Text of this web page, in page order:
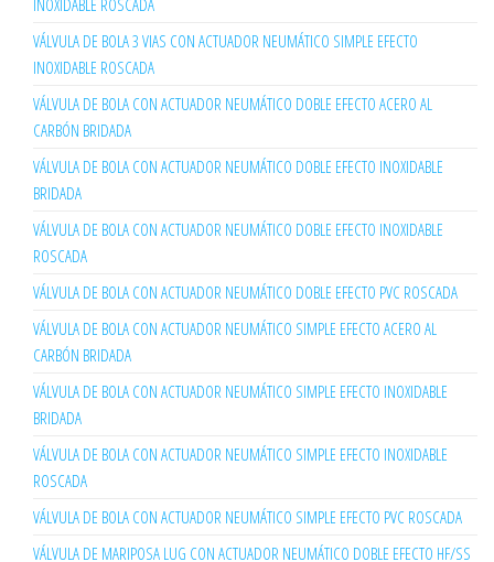
INOXIDABLE ROSCADA
VÁLVULA DE BOLA 3 VIAS CON ACTUADOR NEUMÁTICO SIMPLE EFECTO
INOXIDABLE ROSCADA
VÁLVULA DE BOLA CON ACTUADOR NEUMÁTICO DOBLE EFECTO ACERO AL
CARBÓN BRIDADA
VÁLVULA DE BOLA CON ACTUADOR NEUMÁTICO DOBLE EFECTO INOXIDABLE
BRIDADA
VÁLVULA DE BOLA CON ACTUADOR NEUMÁTICO DOBLE EFECTO INOXIDABLE
ROSCADA
VÁLVULA DE BOLA CON ACTUADOR NEUMÁTICO DOBLE EFECTO PVC ROSCADA
VÁLVULA DE BOLA CON ACTUADOR NEUMÁTICO SIMPLE EFECTO ACERO AL
CARBÓN BRIDADA
VÁLVULA DE BOLA CON ACTUADOR NEUMÁTICO SIMPLE EFECTO INOXIDABLE
BRIDADA
VÁLVULA DE BOLA CON ACTUADOR NEUMÁTICO SIMPLE EFECTO INOXIDABLE
ROSCADA
VÁLVULA DE BOLA CON ACTUADOR NEUMÁTICO SIMPLE EFECTO PVC ROSCADA
VÁLVULA DE MARIPOSA LUG CON ACTUADOR NEUMÁTICO DOBLE EFECTO HF/SS